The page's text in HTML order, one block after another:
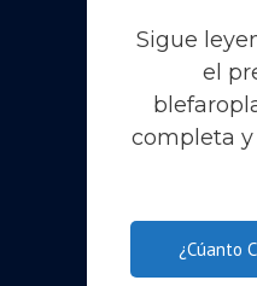
Sigue
el
completa
¿Cúanto